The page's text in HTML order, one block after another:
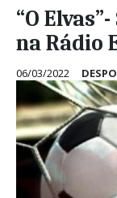
“O
na Rádio
06/03/2022